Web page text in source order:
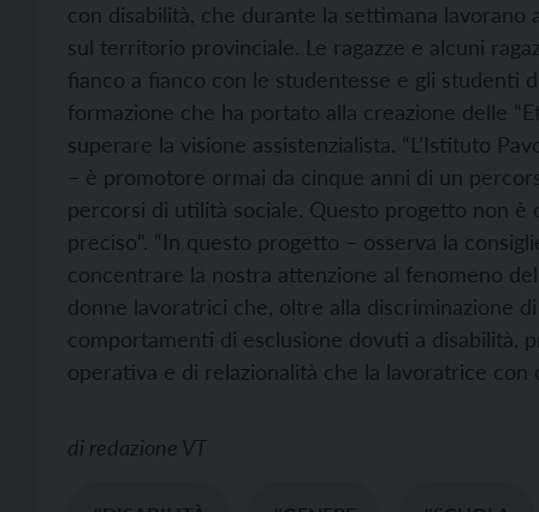
con disabilità, che durante la settimana
sul territorio provinciale. Le ragazze e alcuni
fianco a fianco con le studentesse e gli studenti
formazione che ha portato alla creazione delle
superare la visione assistenzialista. “L’Istituto
– è promotore ormai da cinque anni di un
percorsi di utilità sociale. Questo progetto non
preciso”. “In questo progetto – osserva la
concentrare la nostra attenzione al fenomeno
donne lavoratrici che, oltre alla discriminazione
comportamenti di esclusione dovuti a disabilità,
operativa e di relazionalità che la lavoratrice con
di redazione VT